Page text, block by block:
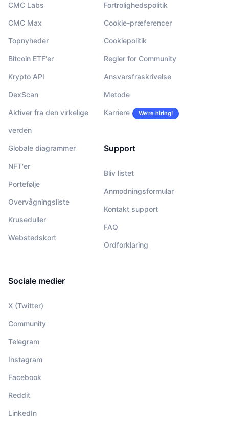
CMC Labs
CMC Max
Topnyheder
Bitcoin ETF'er
Krypto API
DexScan
Aktiver fra den virkelige
verden
Globale diagrammer
NFT'er
Portefølje
Overvågningsliste
Kruseduller
Webstedskort
Fortrolighedspolitik
Cookie-præferencer
Cookiepolitik
Regler for Community
Ansvarsfraskrivelse
Metode
Karriere We’re hiring!
Support
Bliv listet
Anmodningsformular
Kontakt support
FAQ
Ordforklaring
Sociale medier
X (Twitter)
Community
Telegram
Instagram
Facebook
Reddit
LinkedIn